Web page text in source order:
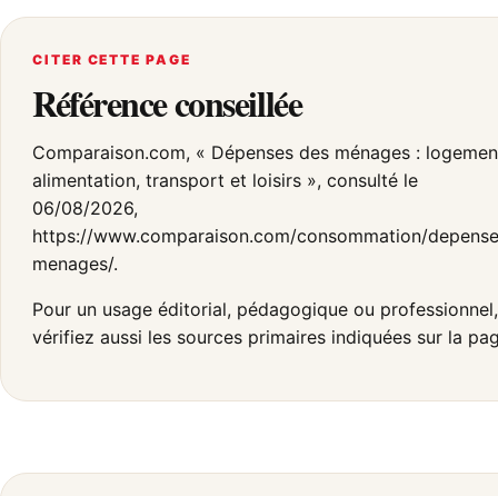
CITER CETTE PAGE
Référence conseillée
Comparaison.com, « Dépenses des ménages :
alimentation, transport et loisirs », consulté le
06/08/2026,
https://www.comparaison.com/consommation/
menages/.
Pour un usage éditorial, pédagogique ou professionnel,
vérifiez aussi les sources primaires indiquées sur la